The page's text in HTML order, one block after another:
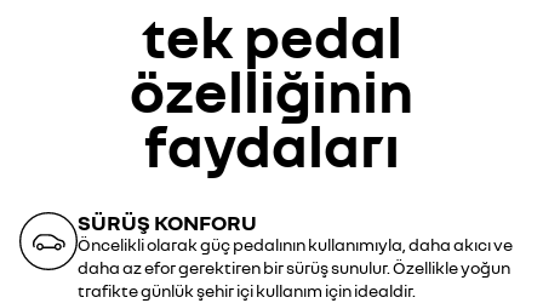
tek pedal
özelliğinin
faydaları
SÜRÜŞ KONFORU
Öncelikli olarak güç pedalının kullanımıyla, daha akıcı ve
daha az efor gerektiren bir sürüş sunulur. Özellikle yoğun
trafikte günlük şehir içi kullanım için idealdir.